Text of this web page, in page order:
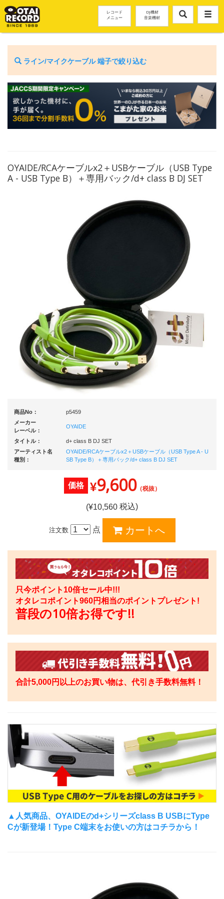
レコード
メニュー
DJ機材
音楽機材
ライン/マイクケーブル 端子で絞り込む
OYAIDE/RCAケーブルx2＋USBケーブル（USB Type
A - USB Type B）＋専用バック/d+ class B DJ SET
商品No：
p5459
メーカー
レーベル：
OYAIDE
タイトル：
d+ class B DJ SET
アーティスト名
種別：
OYAIDE/RCAケーブルx2＋USBケーブル（USB Type A - U
SB Type B）＋専用バック/d+ class B DJ SET
価格 ¥9,600（税抜）
(¥10,560 税込)
注文数 点
只今ポイント10倍セール中!!!
オタレコポイント960円相当のポイントプレゼント!
普段の10倍お得です!!
合計5,000円以上のお買い物は、代引き手数料無料！
▲人気商品、OYAIDEのd+シリーズclass B USBにType
Cが新登場！Type C端末をお使いの方はコチラから！